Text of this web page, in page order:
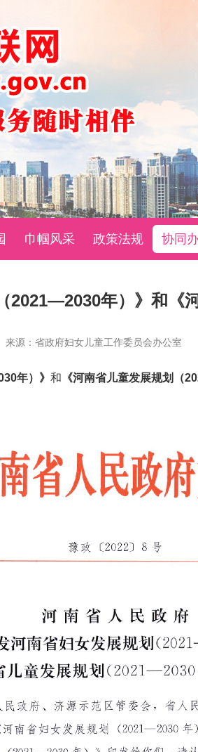
巾帼风采 政策法规 协同
2021—2030年）》和《
来源：省政府妇女儿童工作委员会办公室
年）》 和 《河南省儿童发展规划（